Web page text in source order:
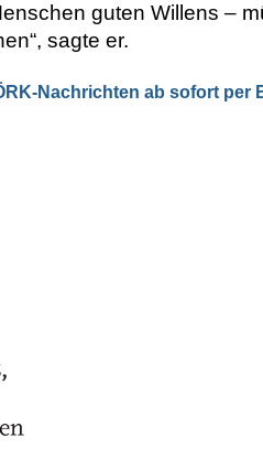
guten Willens –
sagte er.
Nachrichten ab sofort per